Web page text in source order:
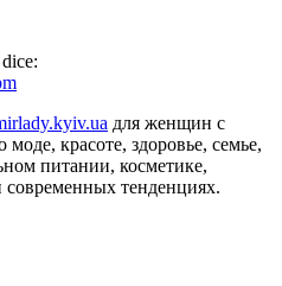
dice:
для женщин с
красоте, здоровье, семье,
питании, косметике,
современных тенденциях.